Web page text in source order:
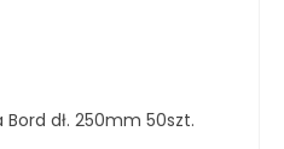
dł. 250mm 50szt.